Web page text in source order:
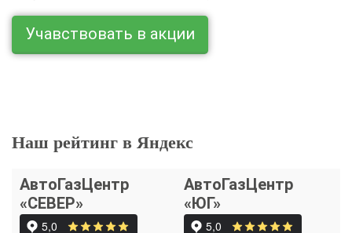
Учавствовать в акции
Наш рейтинг в Яндекс
АвтоГазЦентр
«СЕВЕР»
АвтоГазЦентр
«ЮГ»